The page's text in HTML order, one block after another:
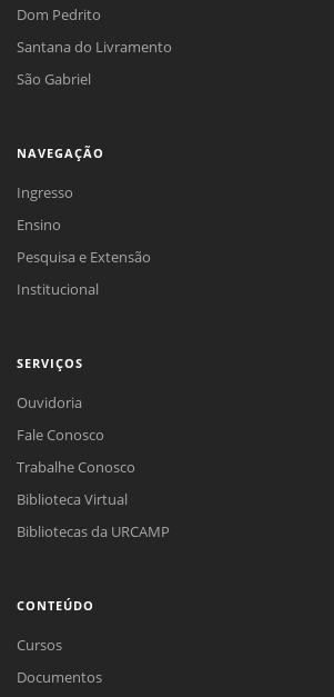
Dom Pedrito
Santana do Livramento
São Gabriel
NAVEGAÇÃO
Ingresso
Ensino
Pesquisa e Extensão
Institucional
SERVIÇOS
Ouvidoria
Fale Conosco
Trabalhe Conosco
Biblioteca Virtual
Bibliotecas da URCAMP
CONTEÚDO
Cursos
Documentos